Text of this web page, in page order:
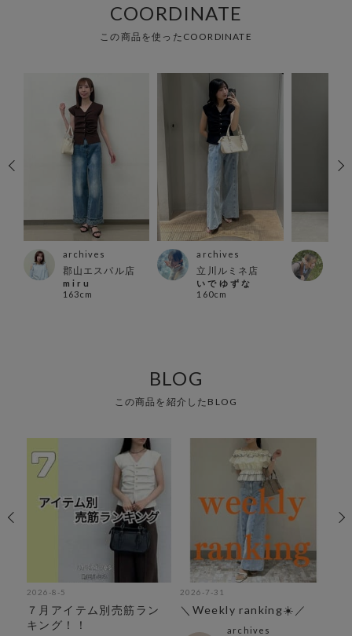
COORDINATE
この商品を使ったCOORDINATE
archives
郡山エスパル店
m i r u
163cm
archives
立川ルミネ店
い で ゆ ず な
160cm
BLOG
この商品を紹介したBLOG
2026-8-5
７月アイテム別売筋ラン
キング！！
2026-7-31
＼Weekly ranking☀️／
archives